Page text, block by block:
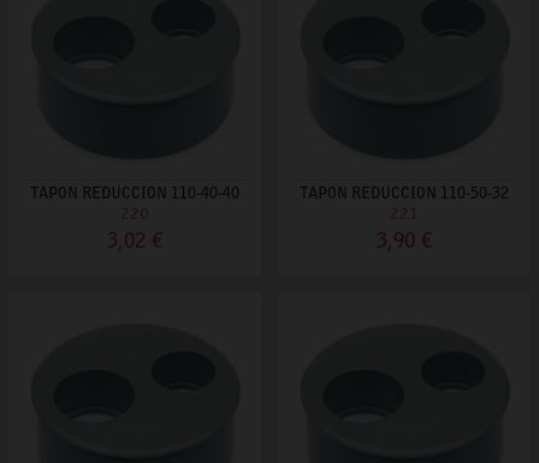
TAPON REDUCCION 110-40-40
220
3,02 €
TAPON REDUCCION 110-50-32
221
3,90 €